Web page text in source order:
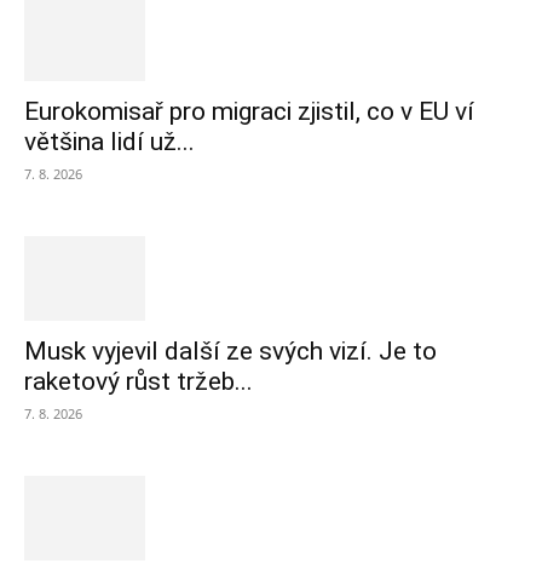
Eurokomisař pro migraci zjistil, co v EU ví
většina lidí už...
7. 8. 2026
Musk vyjevil další ze svých vizí. Je to
raketový růst tržeb...
7. 8. 2026